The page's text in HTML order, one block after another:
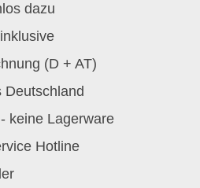
dazu
(D + AT)
Deutschland
keine Lagerware
Hotline